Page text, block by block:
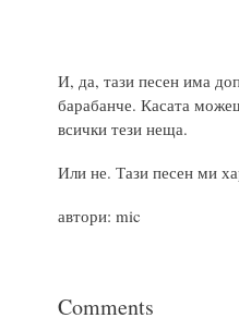
И, да, тази песен има
барабанче. Касата
всички тези неща.
Или не. Тази песен ми
автори: mic
Comments